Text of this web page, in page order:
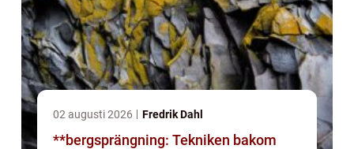
02 augusti 2026 Fredrik Dahl
**bergsprängning: Tekniken bakom